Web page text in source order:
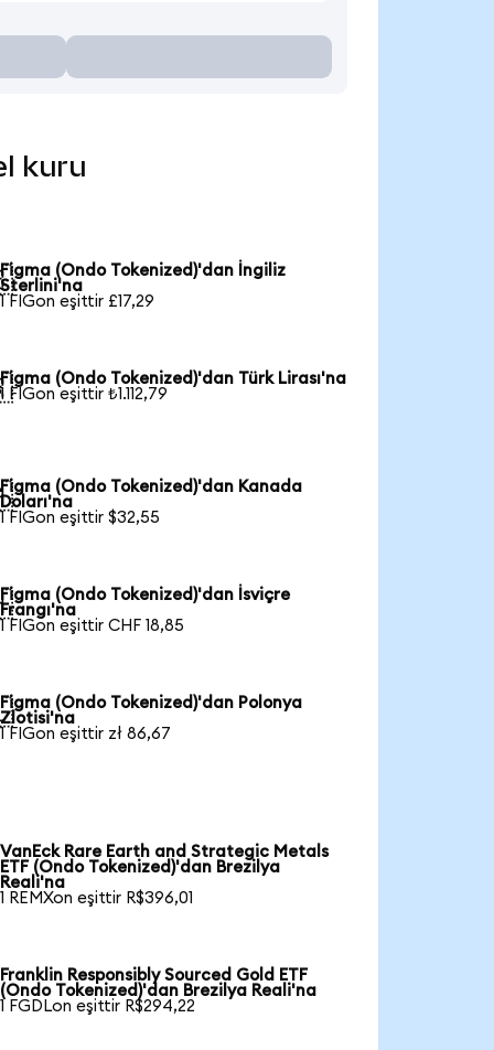
kuru
Figma (Ondo Tokenized)'dan İngiliz
Sterlini'na
1 FIGon eşittir £17,29
Figma (Ondo Tokenized)'dan Türk Lirası'na
1 FIGon eşittir ₺1.112,79
Figma (Ondo Tokenized)'dan Kanada
Doları'na
1 FIGon eşittir $32,55
Figma (Ondo Tokenized)'dan İsviçre
Frangı'na
1 FIGon eşittir CHF 18,85
Figma (Ondo Tokenized)'dan Polonya
Zlotisi'na
1 FIGon eşittir zł 86,67
VanEck Rare Earth and Strategic Metals
ETF (Ondo Tokenized)'dan Brezilya
Reali'na
1 REMXon eşittir R$396,01
Franklin Responsibly Sourced Gold ETF
(Ondo Tokenized)'dan Brezilya Reali'na
1 FGDLon eşittir R$294,22